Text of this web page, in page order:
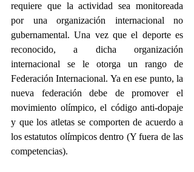
requiere que la actividad sea monitoreada
por una organización internacional no
gubernamental. Una vez que el deporte es
reconocido, a dicha organización
internacional se le otorga un rango de
Federación Internacional. Ya en ese punto, la
nueva federación debe de promover el
movimiento olímpico, el código anti-dopaje
y que los atletas se comporten de acuerdo a
los estatutos olímpicos dentro (Y fuera de las
competencias).